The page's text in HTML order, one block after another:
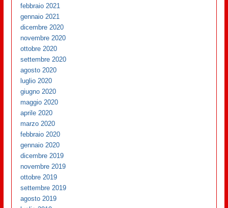
febbraio 2021
gennaio 2021
dicembre 2020
novembre 2020
ottobre 2020
settembre 2020
agosto 2020
luglio 2020
giugno 2020
maggio 2020
aprile 2020
marzo 2020
febbraio 2020
gennaio 2020
dicembre 2019
novembre 2019
ottobre 2019
settembre 2019
agosto 2019